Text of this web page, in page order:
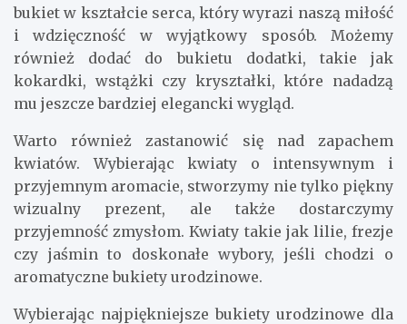
bukiet w kształcie serca, który wyrazi naszą miłość
i wdzięczność w wyjątkowy sposób. Możemy
również dodać do bukietu dodatki, takie jak
kokardki, wstążki czy kryształki, które nadadzą
mu jeszcze bardziej elegancki wygląd.
Warto również zastanowić się nad zapachem
kwiatów. Wybierając kwiaty o intensywnym i
przyjemnym aromacie, stworzymy nie tylko piękny
wizualny prezent, ale także dostarczymy
przyjemność zmysłom. Kwiaty takie jak lilie, frezje
czy jaśmin to doskonałe wybory, jeśli chodzi o
aromatyczne bukiety urodzinowe.
Wybierając najpiękniejsze bukiety urodzinowe dla